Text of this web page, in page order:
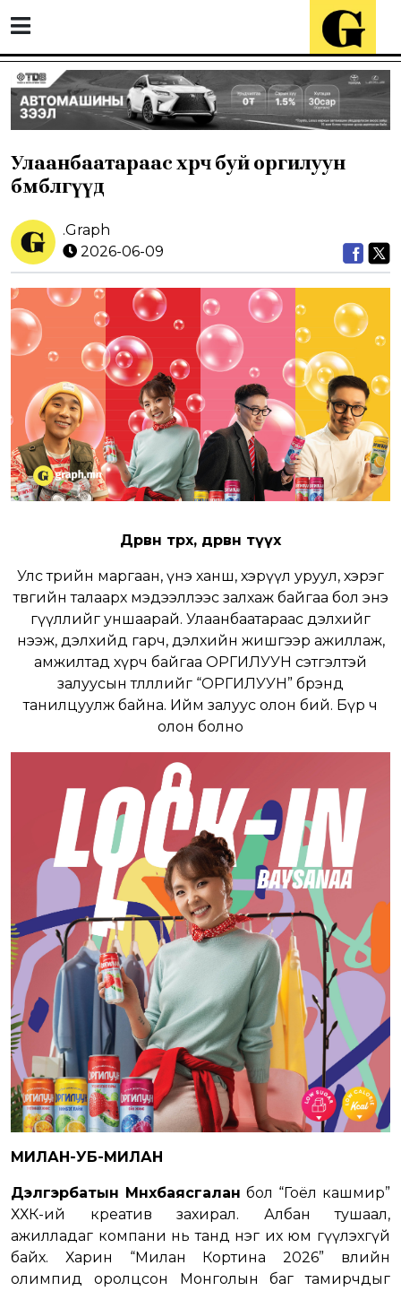
Улаанбаатараас хөөрч буй оргилуун
бөмбөлгүүд
.Graph
2026-06-09
Дөрвөн төрх, дөрвөн түүх
Улс төрийн маргаан, үнэ ханш, хэрүүл уруул, хэрэг
төвгийн талаарх мэдээллээс залхаж байгаа бол энэ
өгүүллийг уншаарай. Улаанбаатараас дэлхийг
нээж, дэлхийд гарч, дэлхийн жишгээр ажиллаж,
амжилтад хүрч байгаа ОРГИЛУУН сэтгэлтэй
залуусын төлөөллийг “ОРГИЛУУН” брэнд
танилцуулж байна. Ийм залуус олон бий. Бүр ч
олон болно
МИЛАН-УБ-МИЛАН
Дэлгэрбатын Мөнхбаясгалан бол “Гоёл кашмир”
ХХК-ий креатив захирал. Албан тушаал,
ажилладаг компани нь танд нэг их юм өгүүлэхгүй
байх. Харин “Милан Кортина 2026” өвлийн
олимпид оролцсон Монголын баг тамирчдыг